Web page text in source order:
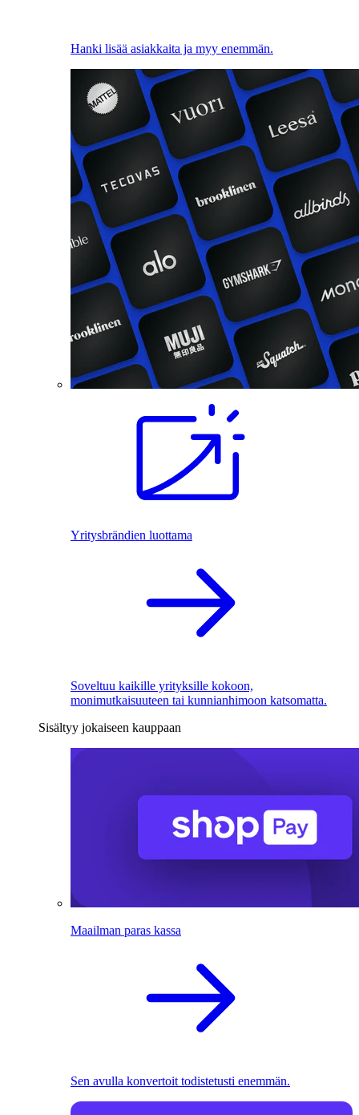
Hanki lisää asiakkaita ja myy enemmän.
Yritysbrändien luottama
Soveltuu kaikille yrityksille kokoon,
monimutkaisuuteen tai kunnianhimoon katsomatta.
Sisältyy jokaiseen kauppaan
Maailman paras kassa
Sen avulla konvertoit todistetusti enemmän.